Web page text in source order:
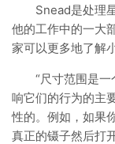
Snead是处理
他的工作中的一大
家可以更多地了解
“尺寸范围是
响它们的行为的主
性的。例如，如果
真正的镊子然后打